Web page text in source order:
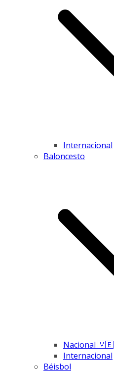
Internacional
Baloncesto
Nacional 🇻🇪
Internacional
Béisbol